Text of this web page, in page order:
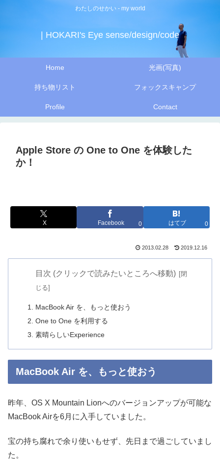
わたしのせかい - my world
| HOKARI's Eye sense/design/code
Home 光画(写真)
持ち物リスト フォックスキャンプ
Profile Contact
Apple Store の One to One を体験した
か！
X Facebook 0 はてブ 0
2013.02.28 2019.12.16
目次 (クリックで読みたいところへ移動)
MacBook Air を、もっと使おう
One to One を利用する
素晴らしいExperience
MacBook Air を、もっと使おう
昨年、OS X Mountain Lionへのバージョンアップが可能な
MacBook Airを6月に入手していました。
宝の持ち腐れで余り使いもせず、先日まで過ごしていまし
た。